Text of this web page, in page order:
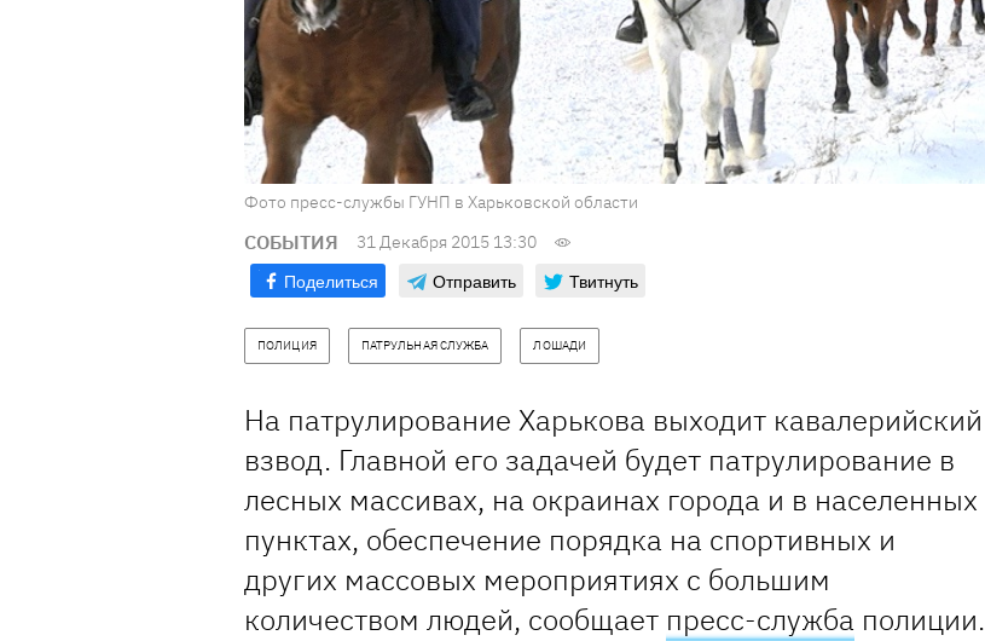
Фото пресс-службы ГУНП в Харьковской области
СОБЫТИЯ 31 Декабря 2015 13:30
Поделиться Отправить Твитнуть
ПОЛИЦИЯ ПАТРУЛЬНАЯ СЛУЖБА ЛОШАДИ
На патрулирование Харькова выходит кавалерийский
взвод. Главной его задачей будет патрулирование в
лесных массивах, на окраинах города и в населенных
пунктах, обеспечение порядка на спортивных и
других массовых мероприятиях с большим
количеством людей, сообщает пресс-служба полиции.